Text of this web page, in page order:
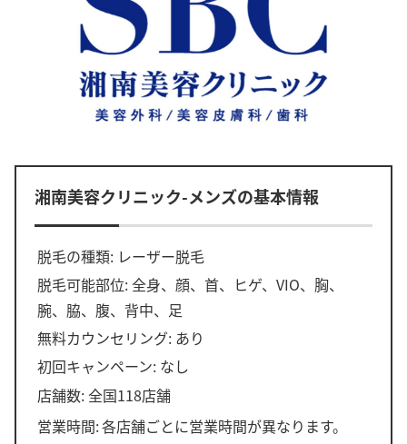
湘南美容クリニック-メンズの基本情報
脱毛の種類: レーザー脱毛
脱毛可能部位: 全身、顔、首、ヒゲ、VIO、胸、
腕、脇、腹、背中、足
無料カウンセリング: あり
初回キャンペーン: なし
店舗数: 全国118店舗
営業時間:各店舗ごとに営業時間が異なります。